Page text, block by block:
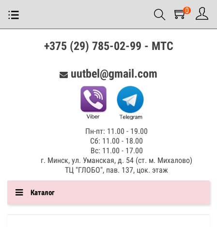
0
+375 (29) 785-02-99 - МТС
uutbel@gmail.com
Пн-пт: 11.00 - 19.00
Сб: 11.00 - 18.00
Вс: 11.00 - 17.00
г. Минск, ул. Уманская, д. 54 (ст. м. Михалово)
ТЦ "ГЛОБО", пав. 137, цок. этаж
Каталог